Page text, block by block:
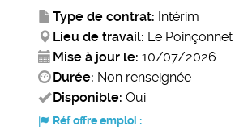
Type de contrat: Intérim
Lieu de travail: Le Poinçonnet
Mise à jour le: 10/07/2026
Durée: Non renseignée
Disponible: Oui
Réf offre emploi :